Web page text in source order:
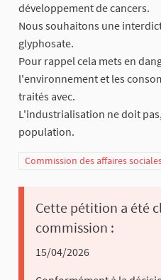
développement de cancers.
Nous souhaitons une
glyphosate.
Pour rappel cela mets en
l'environnement et les
traités avec.
L'industrialisation ne doit
population.
Commission des affaires
Cette pétition a été
commission :
15/04/2026